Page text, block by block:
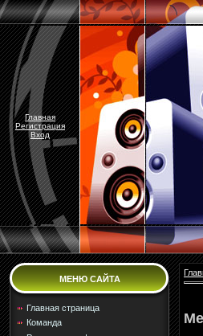
Главная
Регистрация
Вход
МЕНЮ САЙТА
Главная страница
Команда